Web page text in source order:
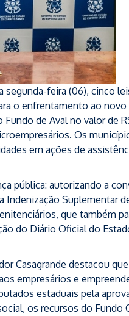
segunda-feira (06), cinco
o enfrentamento ao novo
de Aval no valor de
Os
em ações de
pública: autorizando a
Indenização Suplementar
que também
do Diário Oficial do
Casagrande destacou
empresários e
estaduais pela
os recursos do Fundo